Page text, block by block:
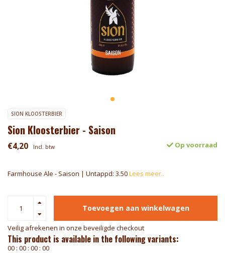
SION KLOOSTERBIER
Sion Kloosterbier - Saison
€4,20 Incl. btw Op voorraad
Farmhouse Ale - Saison | Untappd: 3.50Lees meer..
Toevoegen aan winkelwagen
Veilig afrekenen in onze beveiligde checkout
This product is available in the following variants:
00 : 00 : 00 : 00